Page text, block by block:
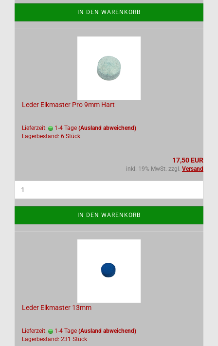
IN DEN WARENKORB
Leder Elkmaster Pro 9mm Hart
Lieferzeit: 1-4 Tage (Ausland abweichend)
Lagerbestand: 6 Stück
17,50 EUR
inkl. 19% MwSt. zzgl. Versand
IN DEN WARENKORB
Leder Elkmaster 13mm
Lieferzeit: 1-4 Tage (Ausland abweichend)
Lagerbestand: 231 Stück